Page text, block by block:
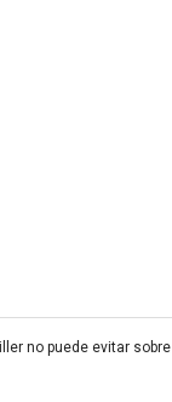
no puede evitar sobre